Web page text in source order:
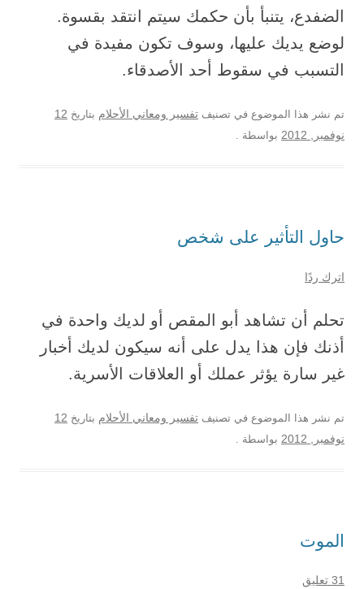
الضفدع، يتنبأ بأن حكمك سيتم انتقد بقسوة.
لوضع يديك عليها، وسوف تكون مفيدة في
التسبب في سقوط أحد الأصدقاء.
تم نشر هذا الموضوع في تصنيف تفسير ومعاني الأحلام بتاريخ 12
نوفمبر, 2012
بواسطة .
حاول التأثير على شخص
اترك ردًا
تحلم أن تشاهد أبو المقص أو لديك واحدة في
أذنك فإن هذا يدل على أنه سيكون لديك أخبار
غير سارة يؤثر عملك أو العلاقات الأسرية.
تم نشر هذا الموضوع في تصنيف تفسير ومعاني الأحلام بتاريخ 12
نوفمبر, 2012
بواسطة .
الموت
31 تعليق